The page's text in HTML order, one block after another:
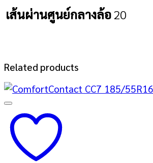
เส้นผ่านศูนย์กลางล้อ20
Related products